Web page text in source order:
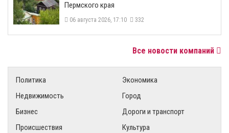
Пермского края
06 августа 2026, 17:10 332
Все новости компаний
Политика
Экономика
Недвижимость
Город
Бизнес
Дороги и транспорт
Происшествия
Культура